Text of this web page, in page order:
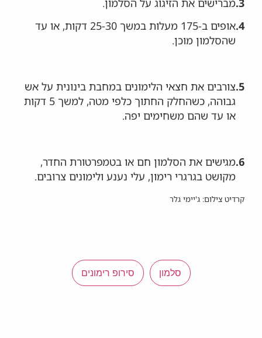
4.
אופים ב-175 מעלות במשך 25-30 דקות, או עד
שהסלמון מוכן.
5. צורבים את חצאי הלימונים במחבת בינונית על אש
גבוהה, כשהחלק החתוך כלפי מטה, למשך 5 דקות
או עד שהם משחימים יפה.
6. מגישים את הסלמון חם או בטמפרטורת החדר,
מקושט בגרגרי רימון, עלי נענע ולימונים צרובים.
קרדיט צילום: ג'יימי גלר
סלמון סירופ רימונים